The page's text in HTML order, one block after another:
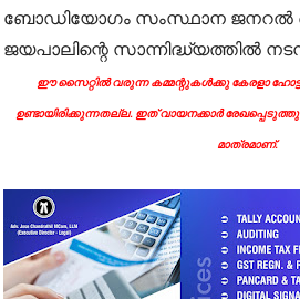
ബോഡിയോഗം സംസ്ഥാന ജനറൽ
ജയപാലിന്റെ സാന്നിദ്ധ്യത്തിൽ
ഈ സൈറ്റിൽ വരുന്ന കമ്മന്റുകൾക്കു കേരളാ
ഉണ്ടായിരിക്കുന്നതല്ല. ഇത് വായനക്കാർ
മാത്രമാണ്.